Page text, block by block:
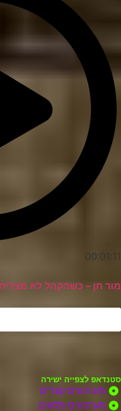
00:01:11
מור חן – כשהקהל לא
סטנדאפ לצפייה ישירה
מערכונים קצרים
מערכונים מלאים